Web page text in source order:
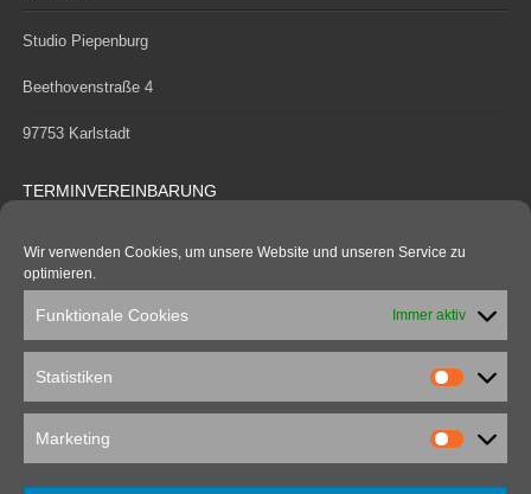
Wir verwenden Cookies, um unsere Website und unseren Service zu
optimieren.
Funktionale Cookies Immer aktiv
Statistiken
Marketing
Marketing
Studio Piepenburg
Beethovenstraße 4
97753 Karlstadt
TERMINVEREINBARUNG
Mobil:0151 56673270
Kontakt
Impressum & Datenschutz